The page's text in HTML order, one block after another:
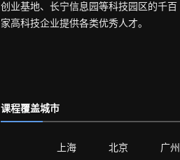
创业基地、长宁信息园等科技园区的千百
家高科技企业提供各类优秀人才。
课程覆盖城市
上海 北京 广州